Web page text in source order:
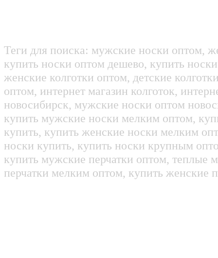
Теги для поиска: мужские носки оптом,
купить носки оптом дешево, купить
женские колготки оптом, детские
оптом, интернет магазин колготок,
новосибирск, мужские носки оптом
купить мужские носки мелким оптом,
купить, купить женские носки мелким
носки купить, купить носки крупным
купить мужские перчатки оптом, теплые
перчатки мелким оптом, купить женские